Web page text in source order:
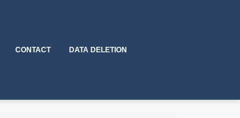
CONTACT DATA DELETION